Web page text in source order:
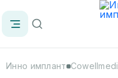
Инно имплант Cowellmedi